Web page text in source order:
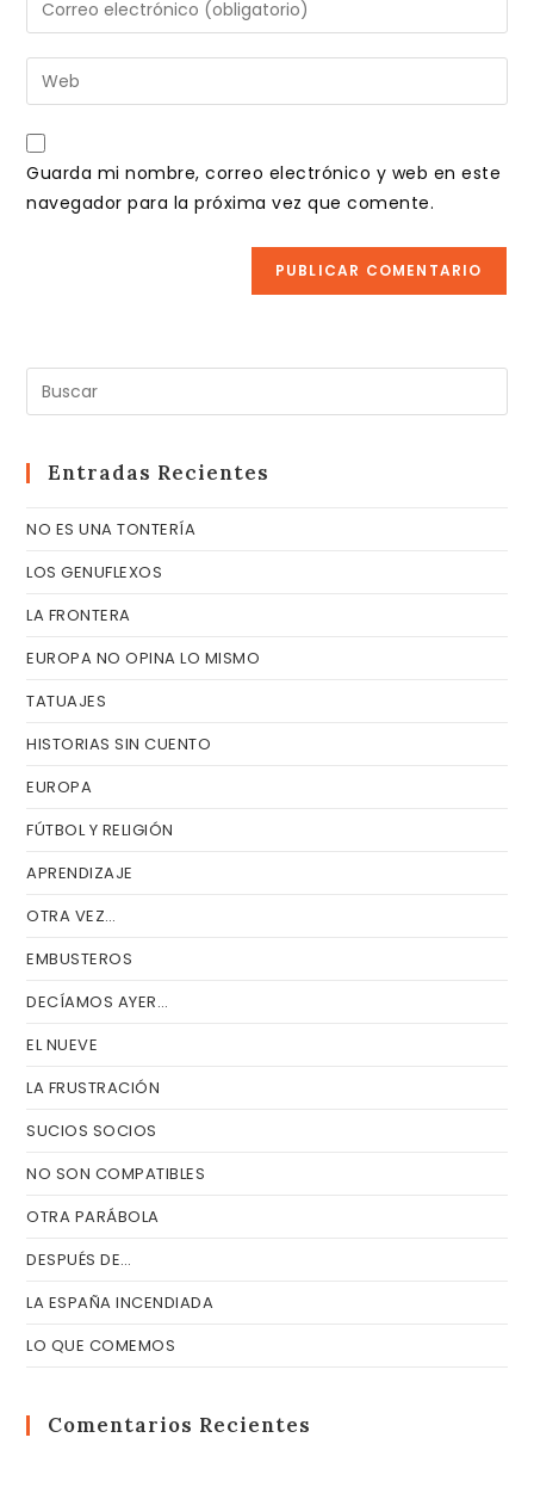
de
usuario
para
comentar
tu
dirección
de
electrónico
para
comentar
Introduce
la
URL
de
Guarda mi nombre, correo electrónico y web en este
navegador para la próxima vez que comente.
Entradas Recientes
NO ES UNA TONTERÍA
LOS GENUFLEXOS
LA FRONTERA
EUROPA NO OPINA LO MISMO
TATUAJES
HISTORIAS SIN CUENTO
EUROPA
FÚTBOL Y RELIGIÓN
APRENDIZAJE
OTRA VEZ…
EMBUSTEROS
DECÍAMOS AYER…
EL NUEVE
LA FRUSTRACIÓN
SUCIOS SOCIOS
NO SON COMPATIBLES
OTRA PARÁBOLA
DESPUÉS DE…
LA ESPAÑA INCENDIADA
LO QUE COMEMOS
Comentarios Recientes